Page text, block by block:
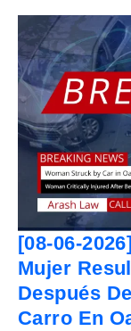
[08-06-
Mujer
Después
Carro En